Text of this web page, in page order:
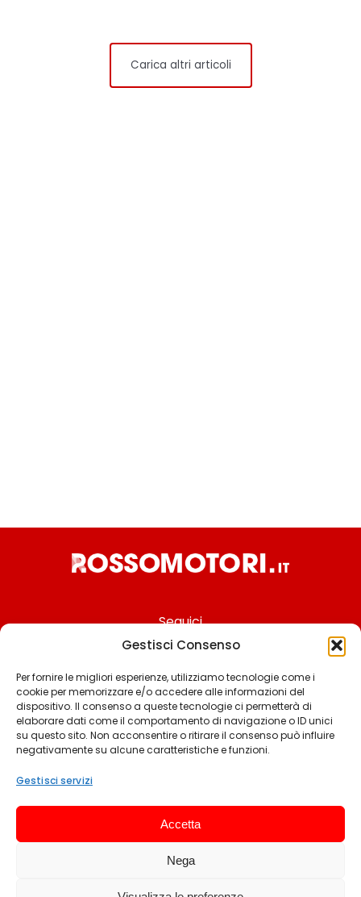
Gestisci Consenso
Per fornire le migliori esperienze, utilizziamo tecnologie come i
cookie per memorizzare e/o accedere alle informazioni del
dispositivo. Il consenso a queste tecnologie ci permetterà di
elaborare dati come il comportamento di navigazione o ID unici
su questo sito. Non acconsentire o ritirare il consenso può influire
negativamente su alcune caratteristiche e funzioni.
Gestisci servizi
Accetta
Nega
Carica altri articoli
Seguici
Chi siamo
Contattaci
Termini & Condizioni
Privacy policy
© 2025 Rossomotori.it. Tutti i diritti riservati.